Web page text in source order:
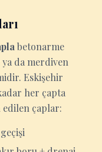
betonarme
da merdiven
Eskişehir
her çapta
edilen çaplar: